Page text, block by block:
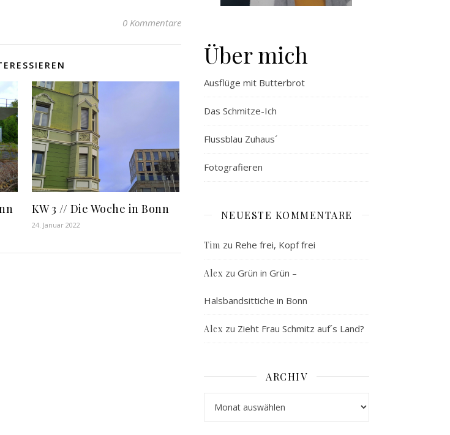
0 Kommentare
KW 3 // Die Woche in Bonn
24. Januar 2022
Über mich
Ausflüge mit Butterbrot
Das Schmitze-Ich
Flussblau Zuhaus´
Fotografieren
NEUESTE KOMMENTARE
Tim zu Rehe frei, Kopf frei
Alex zu Grün in Grün –
Halsbandsittiche in Bonn
Alex zu Zieht Frau Schmitz auf´s Land?
ARCHIV